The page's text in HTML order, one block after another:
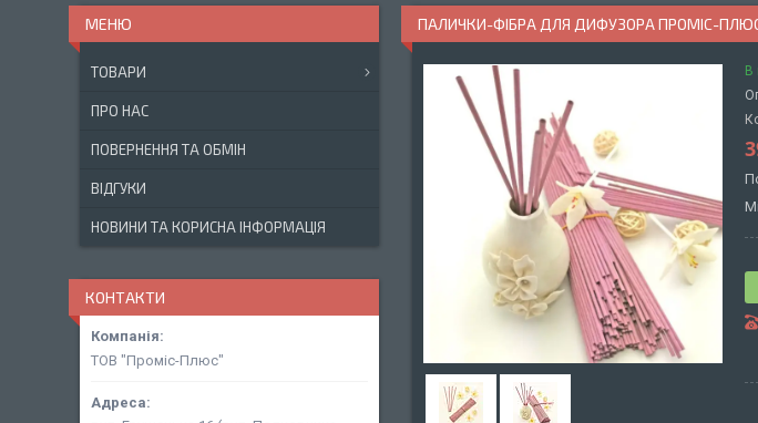
ПАЛИЧКИ-ФІБРА ДЛЯ ДИФУЗОРА ПРОМІС-
В
ТОВАРИ
ПРО НАС
ПОВЕРНЕННЯ ТА ОБМІН
ВІДГУКИ
НОВИНИ ТА КОРИСНА ІНФОРМАЦІЯ
КОНТАКТИ
ТОВ "Проміс-Плюс"